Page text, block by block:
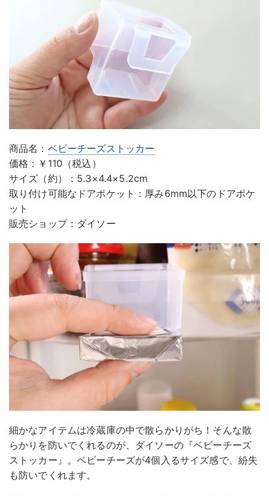
商品名： ベビーチーズストッカー
価格：￥110（税込）
サイズ（約）：5.3×4.4×5.2cm
取り付け可能なドアポケット：厚み6mm以下のドアポケ
ット
販売ショップ：ダイソー
細かなアイテムは冷蔵庫の中で散らかりがち！そんな散
らかりを防いでくれるのが、ダイソーの『ベビーチーズ
ストッカー』。ベビーチーズが4個入るサイズ感で、紛失
も防いでくれます。